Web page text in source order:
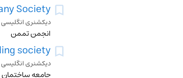
Society
دیکشنری
انجمن تممن
society
دیکشنری
جامعه ساختمان